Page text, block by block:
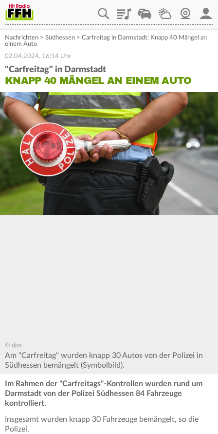
PlaylistStaupilotWetterWebcam
Nachrichten > Südhessen > Carfreitag in Darmstadt: Knapp 40 Mängel an
einem Auto
02.04.2024, 16:14 Uhr
"Carfreitag" in Darmstadt
KNAPP 40 MÄNGEL AN EINEM AUTO
© dpa
Am "Carfreitag" wurden knapp 30 Autos von der Polizei in
Südhessen bemängelt (Symbolbild).
Im Rahmen der "Carfreitags"-Kontrollen wurden rund um
Darmstadt von der Polizei Südhessen 84 Fahrzeuge
kontrolliert.
Insgesamt wurden knapp 30 Fahrzeuge bemängelt, so die
Polizei.